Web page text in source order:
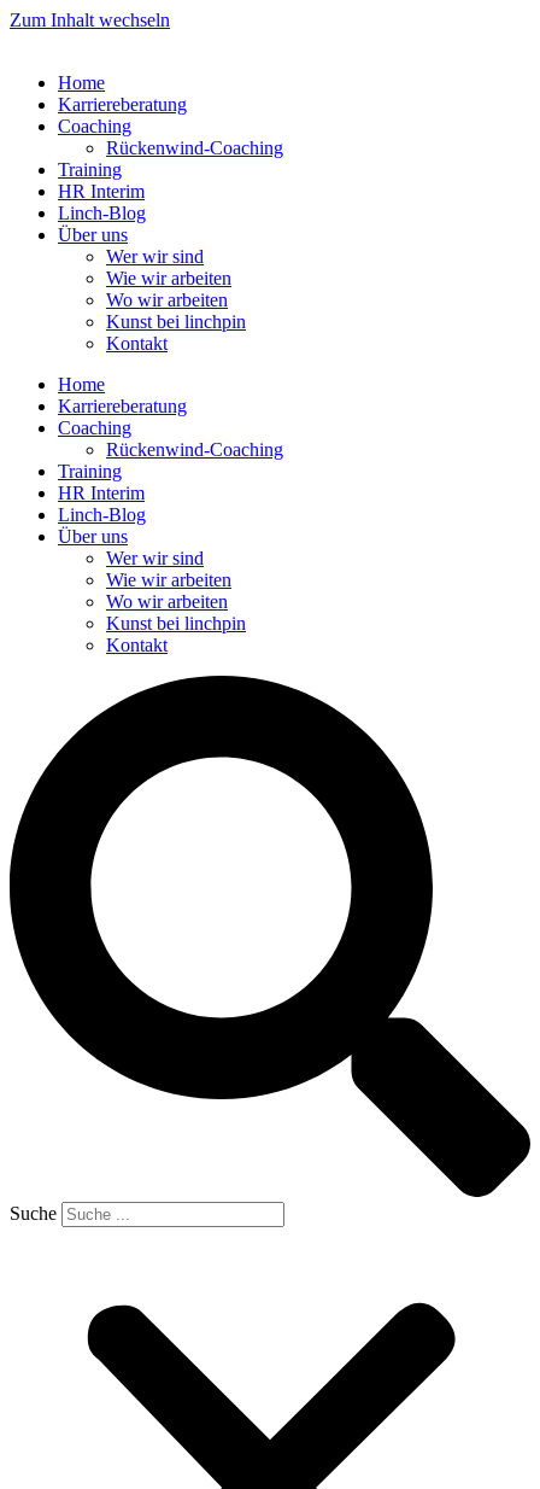
Zum Inhalt wechseln
Home
Karriereberatung
Coaching
Rückenwind-Coaching
Training
HR Interim
Linch-Blog
Über uns
Wer wir sind
Wie wir arbeiten
Wo wir arbeiten
Kunst bei linchpin
Kontakt
Home
Karriereberatung
Coaching
Rückenwind-Coaching
Training
HR Interim
Linch-Blog
Über uns
Wer wir sind
Wie wir arbeiten
Wo wir arbeiten
Kunst bei linchpin
Kontakt
Suche